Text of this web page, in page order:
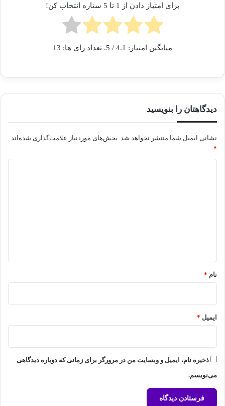
برای امتیاز دادن از 1 تا 5 ستاره انتخاب کن!
میانگین امتیاز: 4.1 / 5. تعداد رای ها: 13
دیدگاهتان را بنویسید
نشانی ایمیل شما منتشر نخواهد شد. بخش‌های موردنیاز علامت‌گذاری شده‌اند
*
نام *
ایمیل *
ذخیره نام، ایمیل و وبسایت من در مرورگر برای زمانی که دوباره دیدگاهی
می‌نویسم.